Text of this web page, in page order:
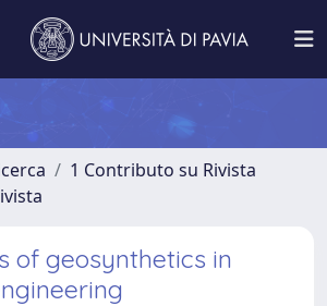
1 Contributo su Rivista
of geosynthetics in